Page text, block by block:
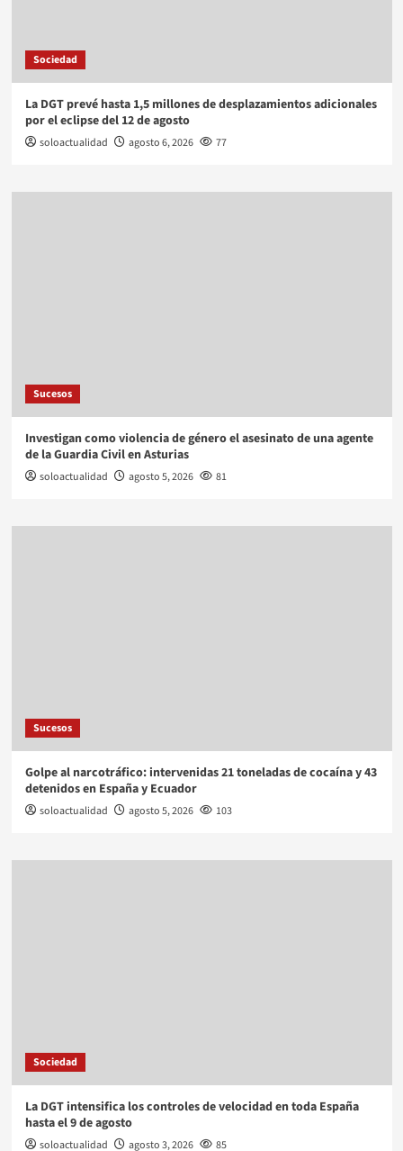
Sociedad
La DGT prevé hasta 1,5 millones de desplazamientos adicionales
por el eclipse del 12 de agosto
soloactualidad agosto 6, 2026 77
Sucesos
Investigan como violencia de género el asesinato de una agente
de la Guardia Civil en Asturias
soloactualidad agosto 5, 2026 81
Sucesos
Golpe al narcotráfico: intervenidas 21 toneladas de cocaína y 43
detenidos en España y Ecuador
soloactualidad agosto 5, 2026 103
Sociedad
La DGT intensifica los controles de velocidad en toda España
hasta el 9 de agosto
soloactualidad agosto 3, 2026 85